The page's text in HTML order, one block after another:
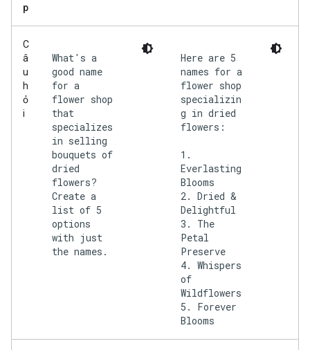
p
C
â
u
h
ỏ
i
What's a
good name
for a
flower shop
that
specializes
in selling
bouquets of
dried
flowers?
Create a
list of 5
options
with just
the names.
Here are 5
names for a
flower shop
specializin
g in dried
flowers:
1.
Everlasting
Blooms
2. Dried &
Delightful
3. The
Petal
Preserve
4. Whispers
of
Wildflowers
5. Forever